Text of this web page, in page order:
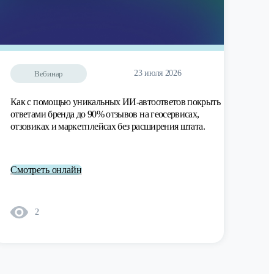
Вебинар 23 июля 2026
Как с помощью уникальных ИИ-автоответов покрыть
ответами бренда до 90% отзывов на геосервисах,
отзовиках и маркетплейсах без расширения штата.
Смотреть онлайн
2